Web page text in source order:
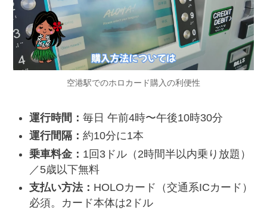
空港駅でのホロカード購入の利便性
運行時間：毎日 午前4時〜午後10時30分
運行間隔：約10分に1本
乗車料金： 1回3ドル（2時間半以内乗り放題）
／5歳以下無料
支払い方法： HOLOカード（交通系ICカード）
必須。カード本体は2ドル